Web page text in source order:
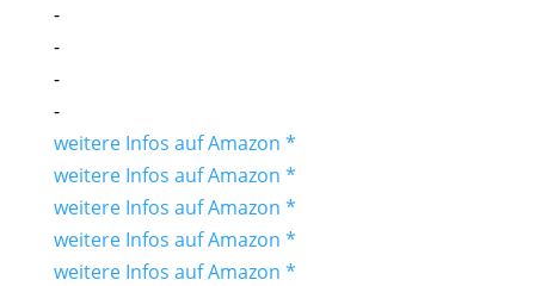
-
-
-
-
weitere Infos auf Amazon *
weitere Infos auf Amazon *
weitere Infos auf Amazon *
weitere Infos auf Amazon *
weitere Infos auf Amazon *